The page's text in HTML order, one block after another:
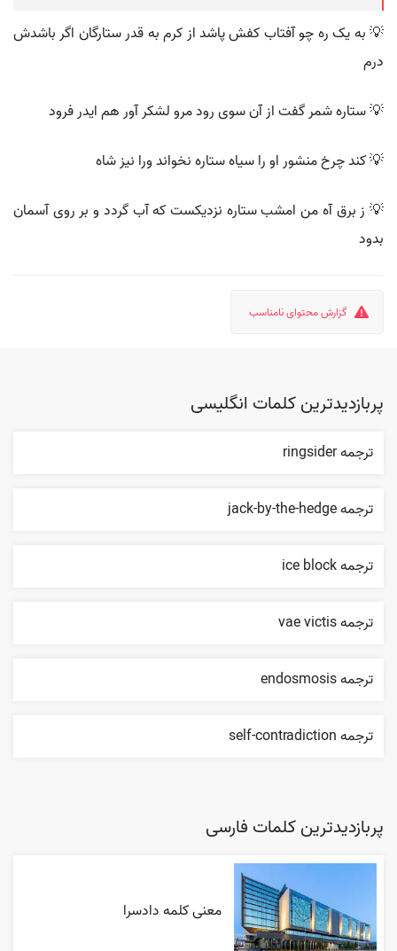
💡 به یک ره چو آفتاب کفش پاشد از کرم به قدر ستارگان اگر باشدش
درم
💡 ستاره شمر گفت از آن سوی رود مرو لشکر آور هم ایدر فرود
💡 کند چرخ منشور او را سیاه ستاره نخواند ورا نیز شاه
💡 ز برق آه من امشب ستاره نزدیکست که آب گردد و بر روی آسمان
بدود
گزارش محتوای نامناسب
پربازدیدترین کلمات انگلیسی
ترجمه ringsider
ترجمه jack-by-the-hedge
ترجمه ice block
ترجمه vae victis
ترجمه endosmosis
ترجمه self-contradiction
پربازدیدترین کلمات فارسی
معنی کلمه دادسرا